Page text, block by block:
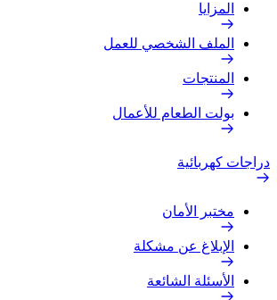
المزايا
الملف الشخصي للعمل
المنتجات
بولت الطعام للأعمال
دراجات كهربائية
مختبر الأمان
الإبلاغ عن مشكلة
الأسئلة الشائعة